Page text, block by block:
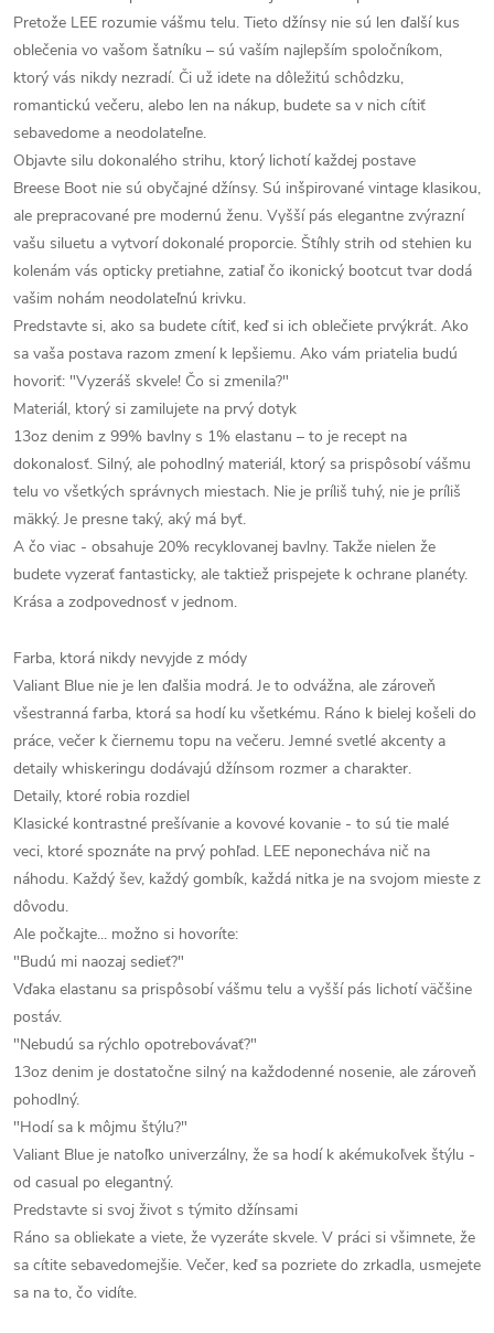
Pretože LEE rozumie vášmu telu. Tieto džínsy nie sú len ďalší kus
oblečenia vo vašom šatníku – sú vaším najlepším spoločníkom,
ktorý vás nikdy nezradí. Či už idete na dôležitú schôdzku,
romantickú večeru, alebo len na nákup, budete sa v nich cítiť
sebavedome a neodolateľne.
Objavte silu dokonalého strihu, ktorý lichotí každej postave
Breese Boot nie sú obyčajné džínsy. Sú inšpirované vintage klasikou,
ale prepracované pre modernú ženu. Vyšší pás elegantne zvýrazní
vašu siluetu a vytvorí dokonalé proporcie. Štíhly strih od stehien ku
kolenám vás opticky pretiahne, zatiaľ čo ikonický bootcut tvar dodá
vašim nohám neodolateľnú krivku.
Predstavte si, ako sa budete cítiť, keď si ich oblečiete prvýkrát. Ako
sa vaša postava razom zmení k lepšiemu. Ako vám priatelia budú
hovoriť: "Vyzeráš skvele! Čo si zmenila?"
Materiál, ktorý si zamilujete na prvý dotyk
13oz denim z 99% bavlny s 1% elastanu – to je recept na
dokonalosť. Silný, ale pohodlný materiál, ktorý sa prispôsobí vášmu
telu vo všetkých správnych miestach. Nie je príliš tuhý, nie je príliš
mäkký. Je presne taký, aký má byť.
A čo viac - obsahuje 20% recyklovanej bavlny. Takže nielen že
budete vyzerať fantasticky, ale taktiež prispejete k ochrane planéty.
Krása a zodpovednosť v jednom.
Farba, ktorá nikdy nevyjde z módy
Valiant Blue nie je len ďalšia modrá. Je to odvážna, ale zároveň
všestranná farba, ktorá sa hodí ku všetkému. Ráno k bielej košeli do
práce, večer k čiernemu topu na večeru. Jemné svetlé akcenty a
detaily whiskeringu dodávajú džínsom rozmer a charakter.
Detaily, ktoré robia rozdiel
Klasické kontrastné prešívanie a kovové kovanie - to sú tie malé
veci, ktoré spoznáte na prvý pohľad. LEE neponecháva nič na
náhodu. Každý šev, každý gombík, každá nitka je na svojom mieste z
dôvodu.
Ale počkajte... možno si hovoríte:
"Budú mi naozaj sedieť?"
Vďaka elastanu sa prispôsobí vášmu telu a vyšší pás lichotí väčšine
postáv.
"Nebudú sa rýchlo opotrebovávať?"
13oz denim je dostatočne silný na každodenné nosenie, ale zároveň
pohodlný.
"Hodí sa k môjmu štýlu?"
Valiant Blue je natoľko univerzálny, že sa hodí k akémukoľvek štýlu -
od casual po elegantný.
Predstavte si svoj život s týmito džínsami
Ráno sa obliekate a viete, že vyzeráte skvele. V práci si všimnete, že
sa cítite sebavedomejšie. Večer, keď sa pozriete do zrkadla, usmejete
sa na to, čo vidíte.